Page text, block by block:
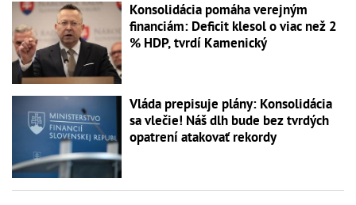
Konsolidácia pomáha verejným
financiám: Deficit klesol o viac než 2
% HDP, tvrdí Kamenický
Vláda prepisuje plány: Konsolidácia
sa vlečie! Náš dlh bude bez tvrdých
opatrení atakovať rekordy